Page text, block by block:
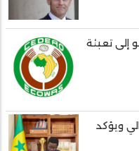
إلى تعبئة
ويؤكد